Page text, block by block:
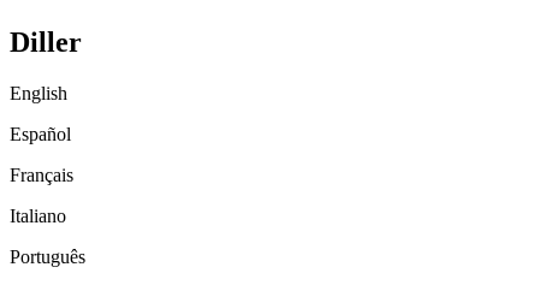
Diller
English
Español
Français
Italiano
Português